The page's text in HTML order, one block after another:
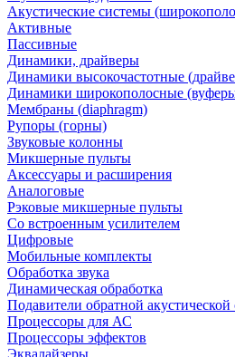
Акустические системы
Активные
Пассивные
Динамики, драйверы
Динамики высокочастотные
Динамики широкополосные
Мембраны (diaphragm)
Рупоры (горны)
Звуковые колонны
Микшерные пульты
Аксессуары и расширения
Аналоговые
Рэковые микшерные пульты
Со встроенным усилителем
Цифровые
Мобильные комплекты
Обработка звука
Динамическая обработка
Подавители обратной акустической
Процессоры для АС
Процессоры эффектов
Эквалайзеры